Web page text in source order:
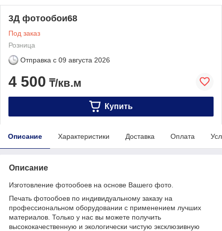
3Д фотообои68
Под заказ
Розница
Отправка с 09 августа 2026
4 500 ₸/кв.м
Купить
Описание Характеристики Доставка Оплата
Описание
Изготовление фотообоев на основе Вашего фото.
Печать фотообоев по индивидуальному заказу на
профессиональном оборудовании с применением лучших
материалов. Только у нас вы можете получить
высококачественную и экологически чистую эксклюзивную